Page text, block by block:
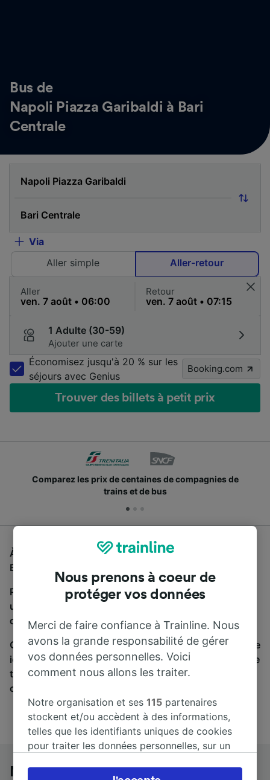
Bus de
Napoli Piazza Garibaldi à Bari
Centrale
Via
Aller simple
Aller-retour
Aller Retour
1 Adulte (30-59)
Ajouter une carte
Économisez jusqu'à 20 % sur les
séjours avec Genius
Booking.com
Trouver des billets à petit prix
prix de centaines de compagnies de
Des millions
À la recherche d'un bus de Napoli Piazza Garibaldi à
Bari Centrale, vous êtes au bon endroit.
Pour trouver des billets de bus, lancez simplement
une recherche ci-dessus. Nous comparons les temps
de trajets et les prix des voyages, en train et en bus.
Qu’importe votre destination, votre voyage commence
ici. Nous collaborons avec plus de 170 compagnies de
train et de bus. Consultez et achetez vos billets sur
cette page.
Napoli Piazza Garibaldi à Bari
Nous prenons à coeur de
protéger vos données
Merci de faire confiance à Trainline. Nous
avons la grande responsabilité de gérer
vos données personnelles. Voici
comment nous allons les traiter.
Notre organisation et ses115 partenaires
stockent et/ou accèdent à des informations,
telles que les identifiants uniques de cookies
pour traiter les données personnelles, sur un
préférences, notamment en exerçant votre